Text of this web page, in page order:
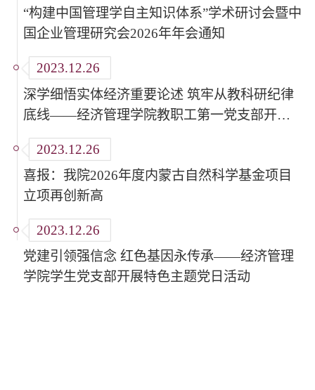
“构建中国管理学自主知识体系”学术研讨会暨中
国企业管理研究会2026年年会通知
2023.12.26
深学细悟实体经济重要论述 筑牢从教科研纪律
底线——经济管理学院教职工第一党支部开展
党支部书记讲党课活动
2023.12.26
喜报：我院2026年度内蒙古自然科学基金项目
立项再创新高
2023.12.26
党建引领强信念 红色基因永传承——经济管理
学院学生党支部开展特色主题党日活动